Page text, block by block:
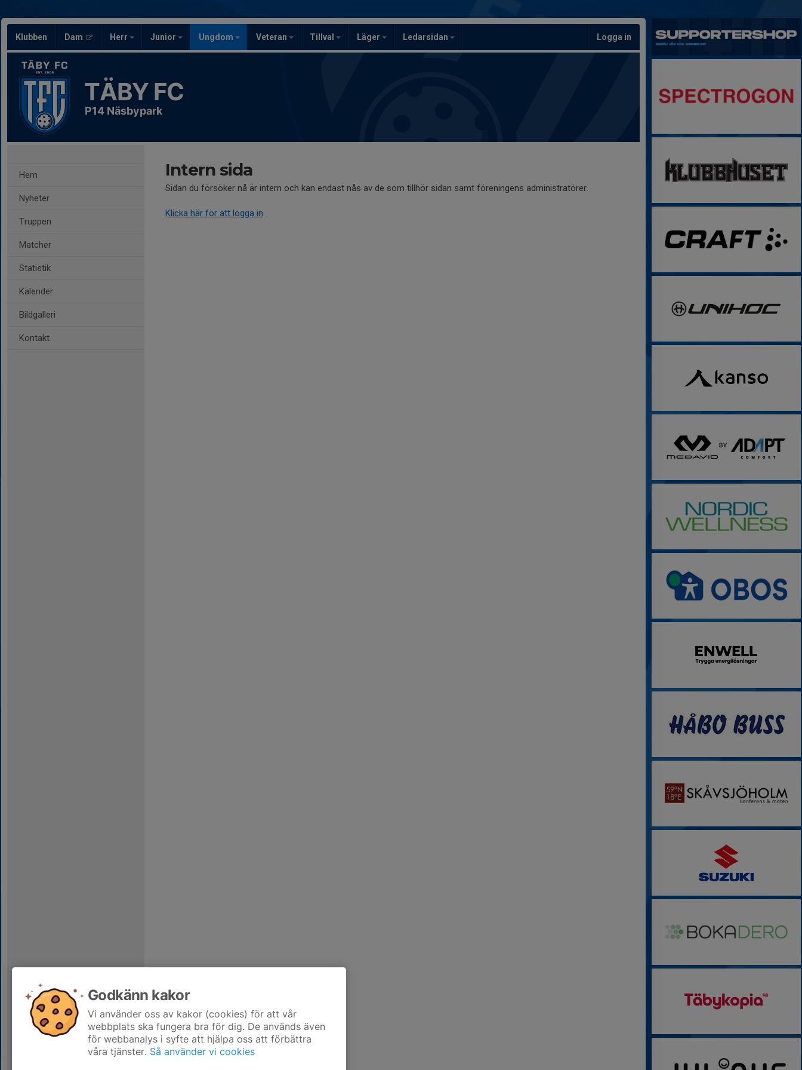
Klubben Dam Herr Junior Ungdom Veteran Tillval Läger Ledarsidan Logga in
TÄBY FC
P14 Näsbypark
Hem
Nyheter
Truppen
Matcher
Statistik
Kalender
Bildgalleri
Kontakt
Intern sida
Sidan du försöker nå är intern och kan endast nås av de som tillhör sidan samt föreningens administratörer.
Klicka här för att logga in
Godkänn kakor
Vi använder oss av kakor (cookies) för att vår
webbplats ska fungera bra för dig. De används även
för webbanalys i syfte att hjälpa oss att förbättra
våra tjänster. Så använder vi cookies